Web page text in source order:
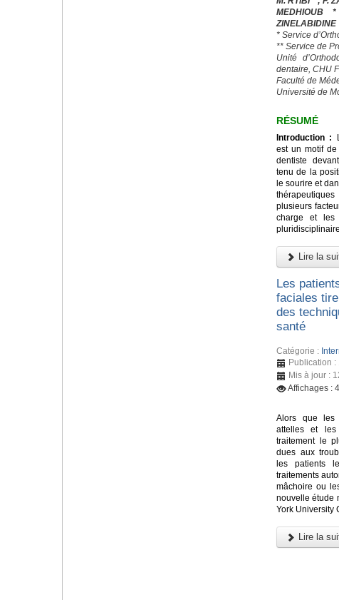
ZINELABIDINE
* Service
** Service de
Unité
dentaire, CHU
Faculté de
Université de
RÉSUMÉ
Introduction :
est un motif
dentiste
tenu de la
le sourire et
plusieurs
charge et les
Lire la
Les
faciales
des
santé
Catégorie :
Publication :
Mis à jour :
Affichages :
Alors que les
attelles et les
traitement le
dues aux
les patients
traitements
mâchoire ou
nouvelle étude
York University
Lire la